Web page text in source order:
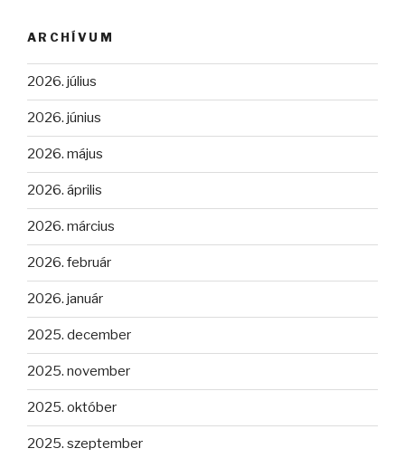
ARCHÍVUM
2026. július
2026. június
2026. május
2026. április
2026. március
2026. február
2026. január
2025. december
2025. november
2025. október
2025. szeptember